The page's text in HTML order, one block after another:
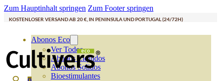
Zum Hauptinhalt springen Zum Footer springen
KOSTENLOSER VERSAND AB 20 €, IN PENINSULA UND PORTUGAL (24/72H)
Abonos Eco
Ver Todos
Abonos Líquidos
Abonos Solidos
Bioestimulantes